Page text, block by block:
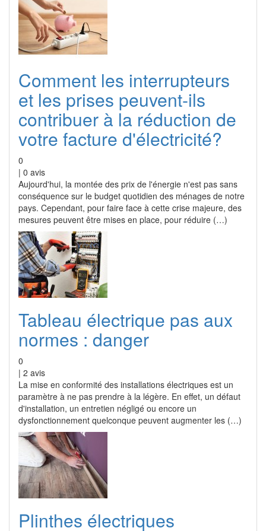
Comment les interrupteurs
et les prises peuvent-ils
contribuer à la réduction de
votre facture d'électricité?
0
| 0 avis
Aujourd'hui, la montée des prix de l'énergie n'est pas sans
conséquence sur le budget quotidien des ménages de notre
pays. Cependant, pour faire face à cette crise majeure, des
mesures peuvent être mises en place, pour réduire (…)
Tableau électrique pas aux
normes : danger
0
| 2 avis
La mise en conformité des installations électriques est un
paramètre à ne pas prendre à la légère. En effet, un défaut
d'installation, un entretien négligé ou encore un
dysfonctionnement quelconque peuvent augmenter les (…)
Plinthes électriques